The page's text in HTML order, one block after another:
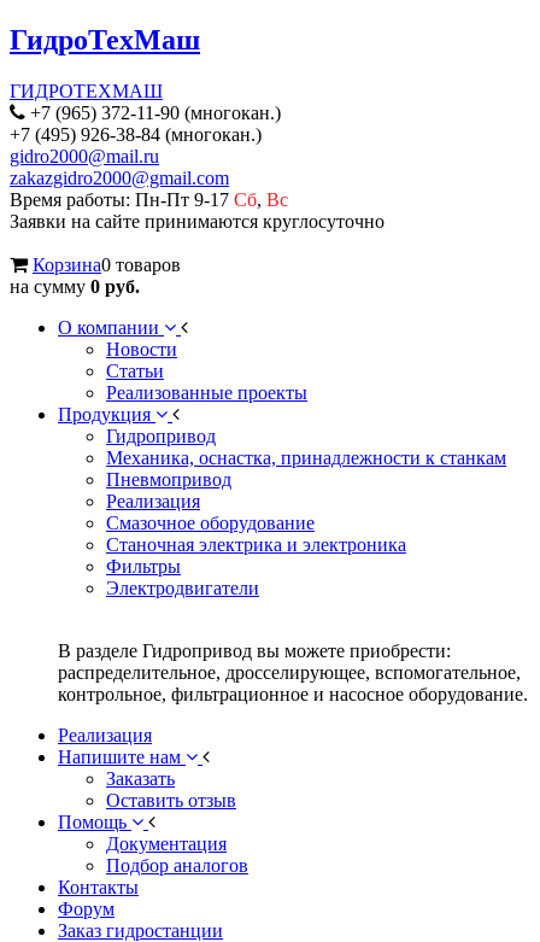
ГидроТехМаш
ГИДРОТЕХМАШ
+7 (965) 372-11-90 (многокан.)
+7 (495) 926-38-84 (многокан.)
gidro2000@mail.ru
zakazgidro2000@gmail.com
Время работы: Пн-Пт 9-17 Сб, Вс
Заявки на сайте принимаются круглосуточно
Корзина0 товаров
на сумму 0 руб.
О компании
Новости
Статьи
Реализованные проекты
Продукция
Гидропривод
Механика, оснастка, принадлежности к станкам
Пневмопривод
Реализация
Смазочное оборудование
Станочная электрика и электроника
Фильтры
Электродвигатели
В разделе Гидропривод вы можете приобрести:
распределительное, дросселирующее, вспомогательное,
контрольное, фильтрационное и насосное оборудование.
Реализация
Напишите нам
Заказать
Оставить отзыв
Помощь
Документация
Подбор аналогов
Контакты
Форум
Заказ гидростанции